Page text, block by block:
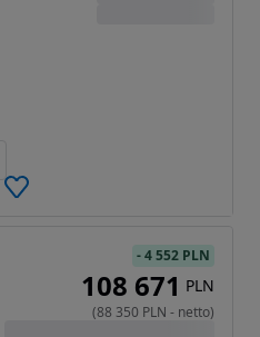
-4 552 PLN
108 671 PLN
(88 350 PLN - netto)